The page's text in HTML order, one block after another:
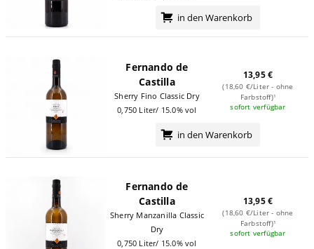
in den Warenkorb
Fernando de
Castilla
Sherry Fino Classic Dry
0,750 Liter/ 15.0% vol
13,95 €
(18,60 €/Liter - ohne
Farbstoff)¹
sofort verfügbar
in den Warenkorb
Fernando de
Castilla
Sherry Manzanilla Classic
Dry
0,750 Liter/ 15.0% vol
13,95 €
(18,60 €/Liter - ohne
Farbstoff)¹
sofort verfügbar